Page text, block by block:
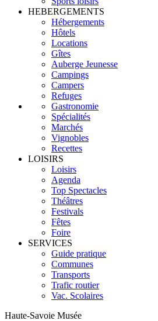
HEBERGEMENTS
Hébergements
Hôtels
Locations
Gîtes
Auberge Jeunesse
Campings
Campers
Refuges
Gastronomie
Spécialités
Marchés
Vignobles
Recettes
LOISIRS
Loisirs
Agenda
Top Spectacles
Théâtres
Festivals
Fêtes
Foire
SERVICES
Guide pratique
Communes
Transports
Trafic routier
Vac. Scolaires
Haute-Savoie Musée